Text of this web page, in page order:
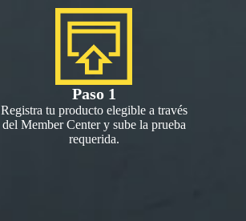
Paso 1
Registra tu producto elegible a través
del Member Center y sube la prueba
requerida.